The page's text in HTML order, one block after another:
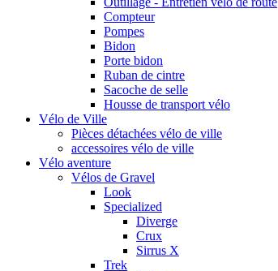
Compteur
Pompes
Bidon
Porte bidon
Ruban de cintre
Sacoche de selle
Housse de transport vélo
Vélo de Ville
Pièces détachées vélo de ville
accessoires vélo de ville
Vélo aventure
Vélos de Gravel
Look
Specialized
Diverge
Crux
Sirrus X
Trek